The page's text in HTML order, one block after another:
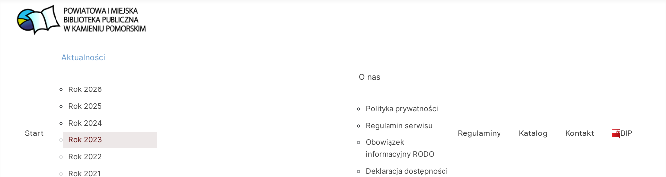
Start
Aktualności
Rok 2026
Rok 2025
Rok 2024
Rok 2023
Rok 2022
Rok 2021
O nas
Polityka prywatności
Regulamin serwisu
Obowiązek
informacyjny RODO
Deklaracja dostępności
Regulaminy Katalog Kontakt BIP